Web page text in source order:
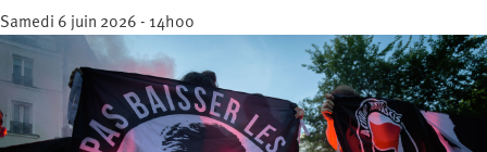
Samedi 6 juin 2026 - 14h00